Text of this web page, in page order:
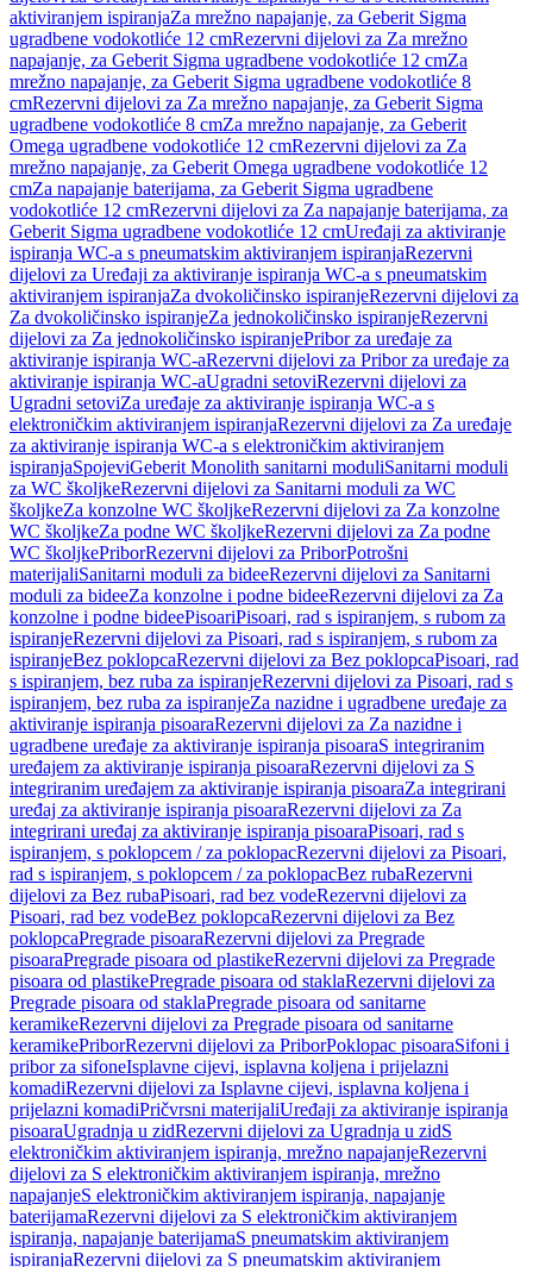
aktiviranjem ispiranjaZa mrežno napajanje, za Geberit Sigma
ugradbene vodokotliće 12 cmRezervni dijelovi za Za mrežno
napajanje, za Geberit Sigma ugradbene vodokotliće 12 cmZa
mrežno napajanje, za Geberit Sigma ugradbene vodokotliće 8
cmRezervni dijelovi za Za mrežno napajanje, za Geberit Sigma
ugradbene vodokotliće 8 cmZa mrežno napajanje, za Geberit
Omega ugradbene vodokotliće 12 cmRezervni dijelovi za Za
mrežno napajanje, za Geberit Omega ugradbene vodokotliće 12
cmZa napajanje baterijama, za Geberit Sigma ugradbene
vodokotliće 12 cmRezervni dijelovi za Za napajanje baterijama, za
Geberit Sigma ugradbene vodokotliće 12 cmUređaji za aktiviranje
ispiranja WC-a s pneumatskim aktiviranjem ispiranjaRezervni
dijelovi za Uređaji za aktiviranje ispiranja WC-a s pneumatskim
aktiviranjem ispiranjaZa dvokoličinsko ispiranjeRezervni dijelovi za
Za dvokoličinsko ispiranjeZa jednokoličinsko ispiranjeRezervni
dijelovi za Za jednokoličinsko ispiranjePribor za uređaje za
aktiviranje ispiranja WC-aRezervni dijelovi za Pribor za uređaje za
aktiviranje ispiranja WC-aUgradni setoviRezervni dijelovi za
Ugradni setoviZa uređaje za aktiviranje ispiranja WC-a s
elektroničkim aktiviranjem ispiranjaRezervni dijelovi za Za uređaje
za aktiviranje ispiranja WC-a s elektroničkim aktiviranjem
ispiranjaSpojeviGeberit Monolith sanitarni moduliSanitarni moduli
za WC školjkeRezervni dijelovi za Sanitarni moduli za WC
školjkeZa konzolne WC školjkeRezervni dijelovi za Za konzolne
WC školjkeZa podne WC školjkeRezervni dijelovi za Za podne
WC školjkePriborRezervni dijelovi za PriborPotrošni
materijaliSanitarni moduli za bideeRezervni dijelovi za Sanitarni
moduli za bideeZa konzolne i podne bideeRezervni dijelovi za Za
konzolne i podne bideePisoariPisoari, rad s ispiranjem, s rubom za
ispiranjeRezervni dijelovi za Pisoari, rad s ispiranjem, s rubom za
ispiranjeBez poklopcaRezervni dijelovi za Bez poklopcaPisoari, rad
s ispiranjem, bez ruba za ispiranjeRezervni dijelovi za Pisoari, rad s
ispiranjem, bez ruba za ispiranjeZa nazidne i ugradbene uređaje za
aktiviranje ispiranja pisoaraRezervni dijelovi za Za nazidne i
ugradbene uređaje za aktiviranje ispiranja pisoaraS integriranim
uređajem za aktiviranje ispiranja pisoaraRezervni dijelovi za S
integriranim uređajem za aktiviranje ispiranja pisoaraZa integrirani
uređaj za aktiviranje ispiranja pisoaraRezervni dijelovi za Za
integrirani uređaj za aktiviranje ispiranja pisoaraPisoari, rad s
ispiranjem, s poklopcem / za poklopacRezervni dijelovi za Pisoari,
rad s ispiranjem, s poklopcem / za poklopacBez rubaRezervni
dijelovi za Bez rubaPisoari, rad bez vodeRezervni dijelovi za
Pisoari, rad bez vodeBez poklopcaRezervni dijelovi za Bez
poklopcaPregrade pisoaraRezervni dijelovi za Pregrade
pisoaraPregrade pisoara od plastikeRezervni dijelovi za Pregrade
pisoara od plastikePregrade pisoara od staklaRezervni dijelovi za
Pregrade pisoara od staklaPregrade pisoara od sanitarne
keramikeRezervni dijelovi za Pregrade pisoara od sanitarne
keramikePriborRezervni dijelovi za PriborPoklopac pisoaraSifoni i
pribor za sifoneIsplavne cijevi, isplavna koljena i prijelazni
komadiRezervni dijelovi za Isplavne cijevi, isplavna koljena i
prijelazni komadiPričvrsni materijaliUređaji za aktiviranje ispiranja
pisoaraUgradnja u zidRezervni dijelovi za Ugradnja u zidS
elektroničkim aktiviranjem ispiranja, mrežno napajanjeRezervni
dijelovi za S elektroničkim aktiviranjem ispiranja, mrežno
napajanjeS elektroničkim aktiviranjem ispiranja, napajanje
baterijamaRezervni dijelovi za S elektroničkim aktiviranjem
ispiranja, napajanje baterijamaS pneumatskim aktiviranjem
ispiranjaRezervni dijelovi za S pneumatskim aktiviranjem